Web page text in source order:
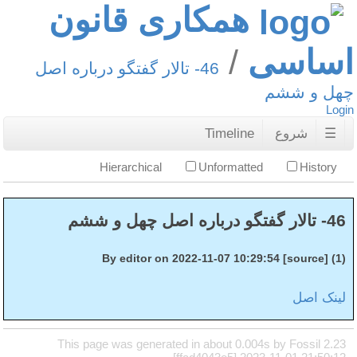
همکاری قانون
اساسی
46- تالار گفتگو درباره اصل
چهل و ششم
Login
☰ شروع Timeline
Hierarchical Unformatted History
46- تالار گفتگو درباره اصل چهل و ششم
(1) By editor on 2022-11-07 10:29:54 [source]
لینک اصل
This page was generated in about 0.004s by Fossil 2.23